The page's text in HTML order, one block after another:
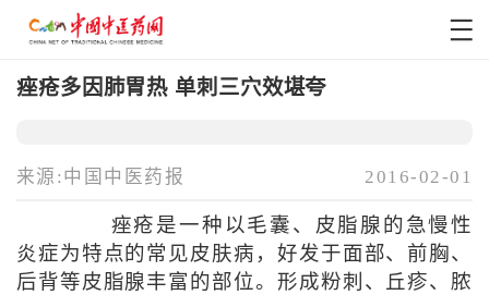
痤疮多因肺胃热 单刺三穴效堪夸
来源:中国中医药报 2016-02-01
痤疮是一种以毛囊、皮脂腺的急慢性
炎症为特点的常见皮肤病，好发于面部、前胸、
后背等皮脂腺丰富的部位。形成粉刺、丘疹、脓